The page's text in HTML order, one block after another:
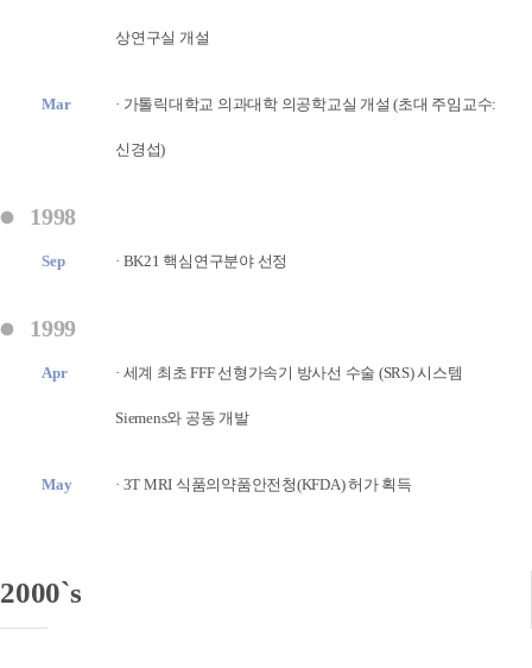
상연구실 개설
Mar · 가톨릭대학교 의과대학 의공학교실 개설 (초대 주임교수:
신경섭)
1998
Sep · BK21 핵심연구분야 선정
1999
Apr · 세계 최초 FFF 선형가속기 방사선 수술 (SRS) 시스템
Siemens와 공동 개발
May · 3T MRI 식품의약품안전청(KFDA) 허가 획득
2000`s